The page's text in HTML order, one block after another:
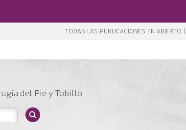
TODAS LAS PUBLICACIONES EN ABIERTO |
del Pie y Tobillo